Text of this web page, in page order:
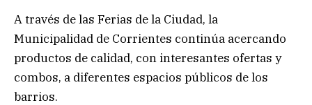
A través de las Ferias de la Ciudad, la
Municipalidad de Corrientes continúa acercando
productos de calidad, con interesantes ofertas y
combos, a diferentes espacios públicos de los
barrios.